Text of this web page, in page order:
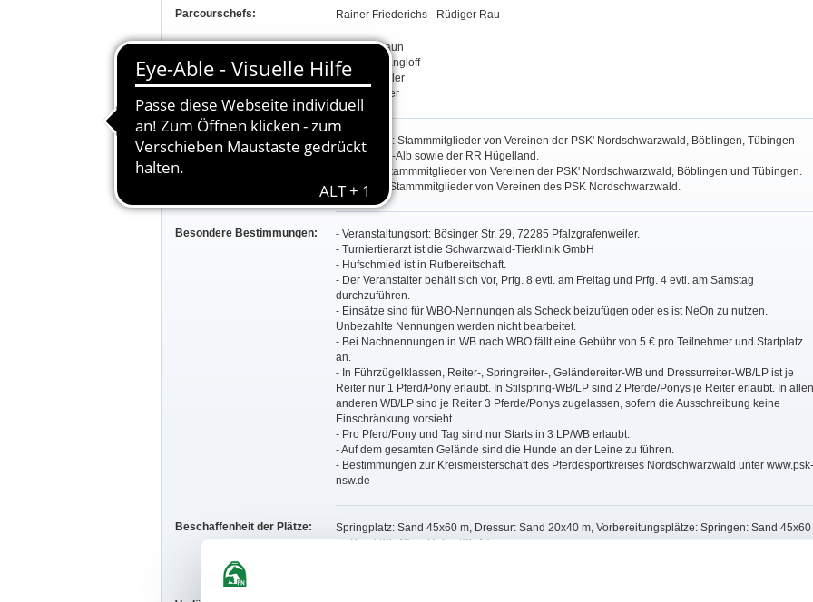
Parcourschefs: Rainer Friederichs - Rüdiger Rau
Richter:
Sabine Braun
Barbara Gangloff
Barbara Hiller
Katja Richter
Teilnahmeberechtigung:
Prfg. 1, 5+6: Stammmitglieder von Vereinen der PSK' Nordschwarzwald, Böblingen, Tübingen
und Zollern-Alb sowie der RR Hügelland.
Prfg. 2-4: Stammmitglieder von Vereinen der PSK' Nordschwarzwald, Böblingen und Tübingen.
Prfg. 7-13: Stammmitglieder von Vereinen des PSK Nordschwarzwald.
Besondere Bestimmungen:
- Veranstaltungsort: Bösinger Str. 29, 72285 Pfalzgrafenweiler.
- Turniertierarzt ist die Schwarzwald-Tierklinik GmbH
- Hufschmied ist in Rufbereitschaft.
- Der Veranstalter behält sich vor, Prfg. 8 evtl. am Freitag und Prfg. 4 evtl. am Samstag
durchzuführen.
- Einsätze sind für WBO-Nennungen als Scheck beizufügen oder es ist NeOn zu nutzen.
Unbezahlte Nennungen werden nicht bearbeitet.
- Bei Nachnennungen in WB nach WBO fällt eine Gebühr von 5 € pro Teilnehmer und Startplatz
an.
- In Führzügelklassen, Reiter-, Springreiter-, Geländereiter-WB und Dressurreiter-WB/LP ist je
Reiter nur 1 Pferd/Pony erlaubt. In Stilspring-WB/LP sind 2 Pferde/Ponys je Reiter erlaubt. In allen
anderen WB/LP sind je Reiter 3 Pferde/Ponys zugelassen, sofern die Ausschreibung keine
Einschränkung vorsieht.
- Pro Pferd/Pony und Tag sind nur Starts in 3 LP/WB erlaubt.
- Auf dem gesamten Gelände sind die Hunde an der Leine zu führen.
- Bestimmungen zur Kreismeisterschaft des Pferdesportkreises Nordschwarzwald unter www.psk-
nsw.de
Beschaffenheit der Plätze:
Springplatz: Sand 45x60 m, Dressur: Sand 20x40 m, Vorbereitungsplätze: Springen: Sand 45x60
m, Sand 20x40 m, Halle: 20x40 m.